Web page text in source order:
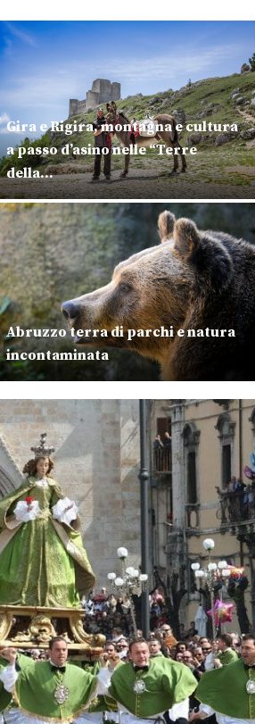
Gira e Rigira, montagna e cultura
a passo d’asino nelle “Terre
della...
Abruzzo terra di parchi e natura
incontaminata